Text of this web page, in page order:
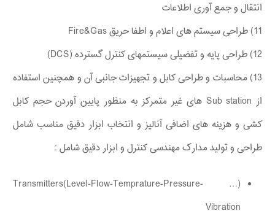
انتقال و جمع آوری اطلاعات
11) طراحی سیستم های اعلام و اطفا حریق Fire&Gas
12) طراحی پایه و تفضیلی سیستمهای کنترل گسترده (DCS)
13) محاسبات و طراحی کابل و تجهیزات جانبی آن و همچنین استفاده
از Sub station های غیر متمرکز به منظور پایین آوردن حجم کابل
کشی و هزینه های اضافی آنالیز و انتخاب ابزار دقیق مناسب شامل
طراحی و تولید مدارک مهندسی کنترل و ابزار دقیق شامل :
(… Transmitters(Level-Flow-Temprature-Pressure-
Vibration